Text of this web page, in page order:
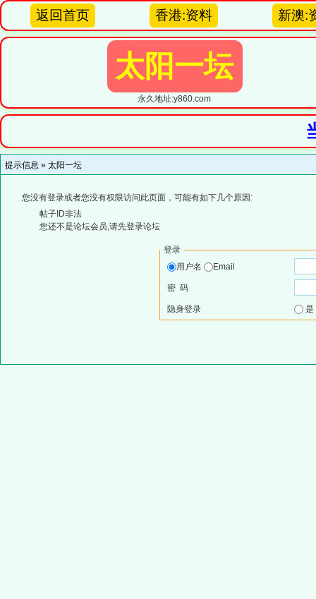
返回首页 香港:资料 新澳:
太阳一坛
永久地址:y860.com
提示信息 » 太阳一坛
您没有登录或者您没有权限访问此页面，可能有如下几个原因:
帖子ID非法
您还不是论坛会员,请先登录论坛
登录
用户名
Email
密 码
隐身登录